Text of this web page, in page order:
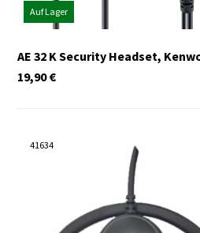
Auf Lager
AE 32 K Security Headset,
€
19,90
41634